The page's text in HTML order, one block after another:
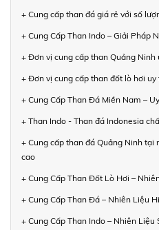
+ Cung cấp than đá giá rẻ với số
+ Cung Cấp Than Indo – Giải Pháp
+ Đơn vị cung cấp than Quảng Ninh
+ Đơn vị cung cấp than đốt lò hơi
+ Cung Cấp Than Đá Miền Nam –
+ Than Indo - Than đá Indonesia
+ Cung cấp than đá Quảng Ninh
cao
+ Cung Cấp Than Đốt Lò Hơi –
+ Cung Cấp Than Đá – Nhiên Liệu
+ Cung Cấp Than Indo – Nhiên